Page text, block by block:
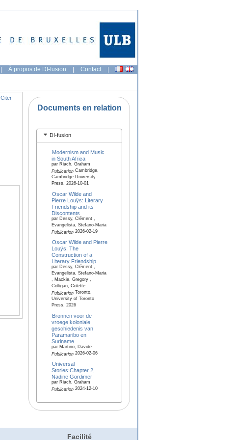
| À propos de DI-fusion | Contact |
Citer
Documents en relation
DI-fusion
Modernism and Music
in South Africa
par Riach, Graham
PublicationCambridge,
Cambridge University
Press, 2026-10-01
Oscar Wilde and
Pierre Louÿs: Literary
Friendship and its
Discontents
par Dessy, Clément ,
Evangelista, Stefano-Maria
Publication2026-02-19
Oscar Wilde and Pierre
Louÿs: The
Construction of a
Literary Friendship
par Dessy, Clément ,
Evangelista, Stefano-Maria
, Mackie, Gregory ,
Colligan, Colette
PublicationToronto,
University of Toronto
Press, 2026
Bronnen voor de
vroege koloniale
geschiedenis van
Paramaribo en
Suriname
par Martino, Davide
Publication2026-02-06
Universal
Stories:Chapter 2,
Nadine Gordimer
par Riach, Graham
Publication2024-12-10
Facilité